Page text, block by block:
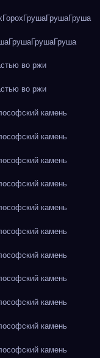
Горох ГрушаГрушаГруша
ГрушаГрушаГруша
во ржи
во ржи
камень
камень
камень
камень
камень
камень
камень
камень
камень
камень
камень